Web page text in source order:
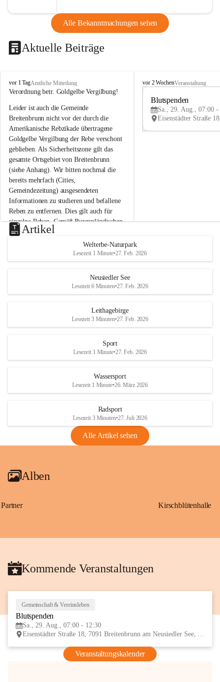
Alle Bekanntmachungen sehen
Aktuelle Beiträge
B
r
i
t
e
n
b
r
u
n
n
a
m
N
e
u
s
d
S
vor 1 TagAmtliche Mitteilung
Verordnung betr. Goldgelbe Vergilbung!
Leider ist auch die Gemeinde
Breitenbrunn nicht vor der durch die
Amerikanische Rebzikade übertragene
Goldgelbe Vergilbung der Rebe verschont
geblieben. Als Sicherheitszone gilt das
gesamte Ortsgebiet von Breitenbrunn
(siehe Anhang). Wir bitten nochmal die
bereits mehrfach (Cities,
Gemeindezeitung) ausgesendeten
Informationen zu studieren und befallene
Reben zu entfernen. Dies gilt auch für
einzelne Reben. Gemäß Burgenländischen
Weinbaugesetz sind nicht gepflegte oder
unzulässige Weingärten zu roden! Bitte
helfen wir zusammen um unsere Winzer
vor den prognostizierten Ernteausfällen
und den daraus folgenden wirtschaftlichen
Maßnahmen zur Bekämpfung
Rebe und der Amerikanischen
Anhang VBl. EU Nr. 18
1 Seite•1,4 MB
VBl. EU Nr. 18_2026
B
e
u
e
d
r
S
vor 2 WochenVeranstaltung
Blutspenden
Sa., 29. Aug., 07:00 -
Artikel
Welterbe-Naturpark
Lesezeit 1 Minute•27. Feb. 2026
Neusiedler See
Lesezeit 6 Minuten•27. Feb. 2026
Leithagebirge
Lesezeit 3 Minuten•27. Feb. 2026
Sport
Lesezeit 1 Minute•27. Feb. 2026
Wassersport
Lesezeit 1 Minute•26. März 2026
Radsport
Lesezeit 3 Minuten•27. Juli 2026
Alle Artikel sehen
Alben
Partner Kirschblütenhalle
Kommende Veranstaltungen
Gemeinschaft & Vereinsleben
Blutspenden
Sa., 29. Aug., 07:00 - 12:30
Eisenstädter Straße 18, 7091 Breitenbrunn am Neusiedler See, AUT
Veranstaltungskalender